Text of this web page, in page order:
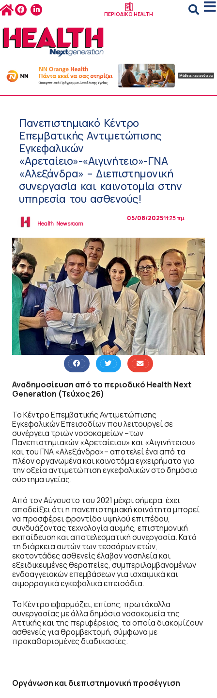
ΠΕΡΙΟΔΙΚΟ HEALTH
Πανεπιστημιακό Κέντρο
Επεμβατικής Αντιμετώπισης
Εγκεφαλικών
«Αρεταίειο»-«Αιγινήτειο»-ΓΝΑ
«Αλεξάνδρα» – Διεπιστημονική
συνεργασία και καινοτομία στην
υπηρεσία του ασθενούς!
Health Newsroom
05/08/202511:25 πμ
Αναδημοσίευση από το περιοδικό Health Next
Generation (Τεύχος 26)
Το Κέντρο Επεμβατικής Αντιμετώπισης
Εγκεφαλικών Επεισοδίων που λειτουργεί σε
συνέργεια τριών νοσοκομείων –των
Πανεπιστημιακών «Αρεταίειου» και «Αιγινήτειου»
και του ΓΝΑ «Αλεξάνδρα»– αποτελεί ένα από τα
πλέον οργανωμένα και καινοτόμα εγχειρήματα για
την οξεία αντιμετώπιση εγκεφαλικών στο δημόσιο
σύστημα υγείας.
Από τον Αύγουστο του 2021 μέχρι σήμερα, έχει
αποδείξει ότι η πανεπιστημιακή κοινότητα μπορεί
να προσφέρει φροντίδα υψηλού επιπέδου,
συνδυάζοντας τεχνολογία αιχμής, επιστημονική
εκπαίδευση και αποτελεσματική συνεργασία. Κατά
τη διάρκεια αυτών των τεσσάρων ετών,
εκατοντάδες ασθενείς έλαβαν νοσηλεία και
εξειδικευμένες θεραπείες, συμπεριλαμβανομένων
ενδοαγγειακών επεμβάσεων για ισχαιμικά και
αιμορραγικά εγκεφαλικά επεισόδια.
Το Κέντρο εφαρμόζει, επίσης, πρωτόκολλα
συνεργασίας με άλλα δημόσια νοσοκομεία της
Αττικής και της περιφέρειας, τα οποία διακομίζουν
ασθενείς για θρομβεκτομή, σύμφωνα με
προκαθορισμένες διαδικασίες.
Οργάνωση και διεπιστημονική προσέγγιση